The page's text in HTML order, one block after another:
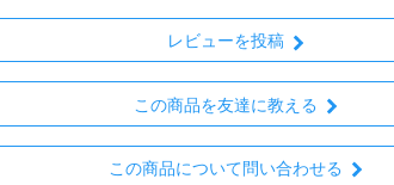
レビューを投稿
この商品を友達に教える
この商品について問い合わせる